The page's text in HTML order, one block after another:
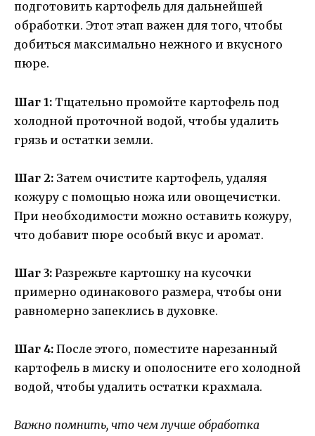
подготовить картофель для дальнейшей
обработки. Этот этап важен для того, чтобы
добиться максимально нежного и вкусного
пюре.
Шаг 1: Тщательно промойте картофель под
холодной проточной водой, чтобы удалить
грязь и остатки земли.
Шаг 2: Затем очистите картофель, удаляя
кожуру с помощью ножа или овощечистки.
При необходимости можно оставить кожуру,
что добавит пюре особый вкус и аромат.
Шаг 3: Разрежьте картошку на кусочки
примерно одинакового размера, чтобы они
равномерно запеклись в духовке.
Шаг 4: После этого, поместите нарезанный
картофель в миску и ополосните его холодной
водой, чтобы удалить остатки крахмала.
Важно помнить, что чем лучше обработка